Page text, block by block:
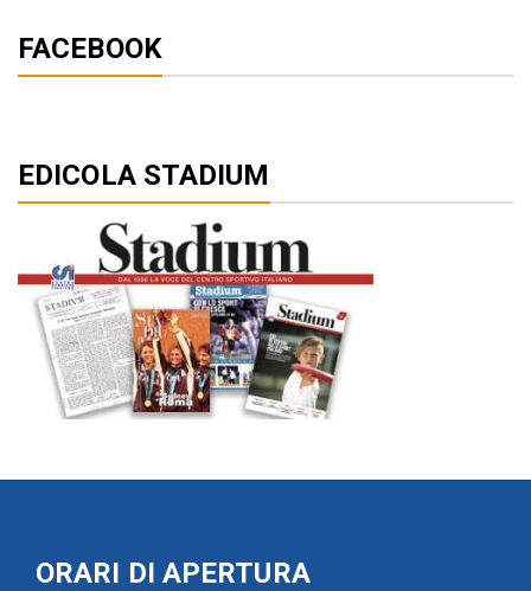
FACEBOOK
EDICOLA STADIUM
ORARI DI APERTURA